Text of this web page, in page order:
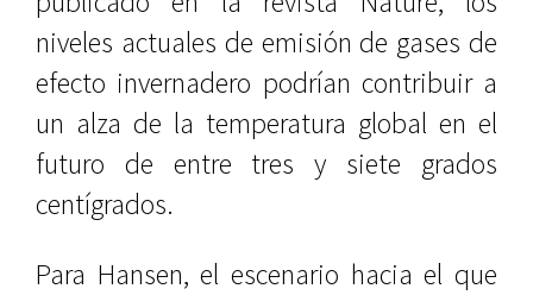
niveles actuales de emisión de gases de
efecto invernadero podrían contribuir a
un alza de la temperatura global en el
futuro de entre tres y siete grados
centígrados.
Para Hansen, el escenario hacia el que